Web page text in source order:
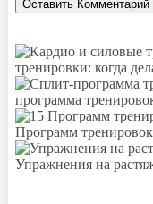
тренировки: когда
программа
Программ
Упражнения на